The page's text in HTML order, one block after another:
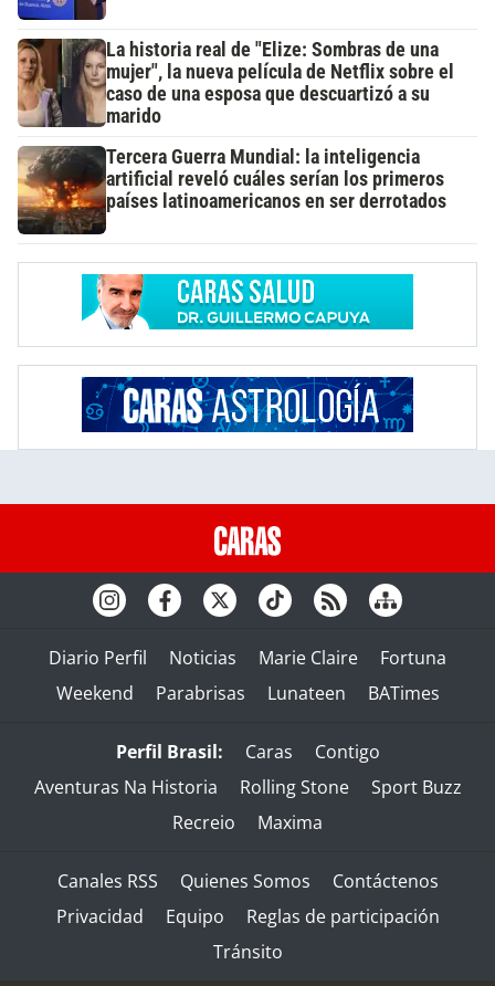
La historia real de "Elize: Sombras de una
mujer", la nueva película de Netflix sobre el
caso de una esposa que descuartizó a su
marido
Tercera Guerra Mundial: la inteligencia
artificial reveló cuáles serían los primeros
países latinoamericanos en ser derrotados
Diario Perfil Noticias Marie Claire
Fortuna
Weekend
Parabrisas Lunateen BATimes
Perfil Brasil: Caras
Contigo
Aventuras Na Historia
Rolling Stone
Sport Buzz
Recreio
Maxima
Canales RSS Quienes Somos
Contáctenos
Privacidad
Equipo
Reglas de participación
Tránsito